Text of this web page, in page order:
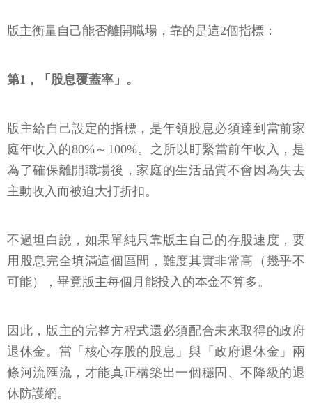
版主衡量自己能否離開職場，靠的是這2個指標：
第1，「股息覆蓋率」。
版主給自己設定的指標，是年領股息必須達到當前家
庭年收入的80%～100%。之所以盯緊當前年收入，是
為了確保離開職場後，家庭的生活品質不會因為失去
主動收入而被迫大打折扣。
不過坦白說，如果單純只靠版主自己的存股速度，要
用股息完全填滿這個區間，難度其實非常高（幾乎不
可能），畢竟版主每個月能投入的本金不算多。
因此，版主的完整方程式還必須配合未來取得的政府
退休金。當「核心存股的股息」與「政府退休金」兩
條河流匯流，才能真正構築出一個穩固、不降級的退
休防護網。